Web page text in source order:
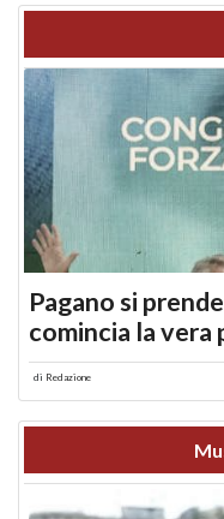
Pagano si
comincia la vera
di Redazione